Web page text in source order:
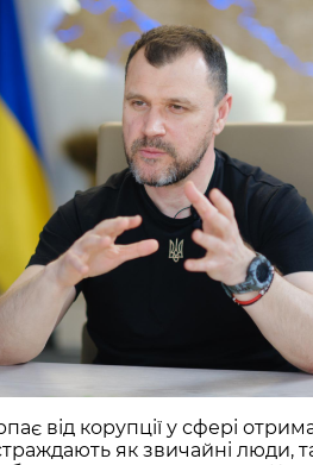
від корупції у сфері
як звичайні люди, так